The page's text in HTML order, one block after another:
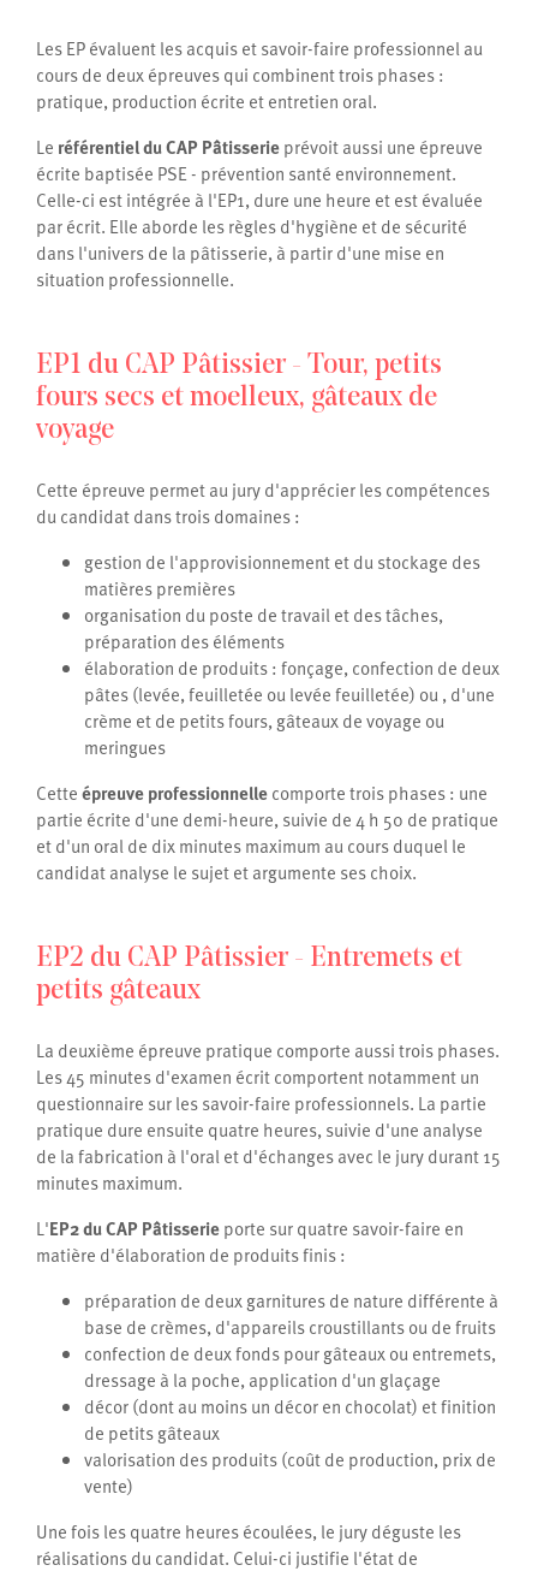
Les EP évaluent les acquis et savoir-faire professionnel au
cours de deux épreuves qui combinent trois phases :
pratique, production écrite et entretien oral.
Le référentiel du CAP Pâtisserieprévoit aussi une épreuve
écrite baptisée PSE - prévention santé environnement.
Celle-ci est intégrée à l'EP1, dure une heure et est évaluée
par écrit. Elle aborde les règles d'hygiène et de sécurité
dans l'univers de la pâtisserie, à partir d'une mise en
situation professionnelle.
EP1 du CAP Pâtissier - Tour, petits
fours secs et moelleux, gâteaux de
voyage
Cette épreuve permet au jury d'apprécier les compétences
du candidat dans trois domaines :
gestion de l'approvisionnement et du stockage des
matières premières
organisation du poste de travail et des tâches,
préparation des éléments
élaboration de produits : fonçage, confection de deux
pâtes (levée, feuilletée ou levée feuilletée) ou , d'une
crème et de petits fours, gâteaux de voyage ou
meringues
Cetteépreuve professionnellecomporte trois phases : une
partie écrite d'une demi-heure, suivie de 4 h 50 de pratique
et d'un oral de dix minutes maximum au cours duquel le
candidat analyse le sujet et argumente ses choix.
EP2 du CAP Pâtissier - Entremets et
petits gâteaux
La deuxième épreuve pratique comporte aussi trois phases.
Les 45 minutes d'examen écrit comportent notamment un
questionnaire sur les savoir-faire professionnels. La partie
pratique dure ensuite quatre heures, suivie d'une analyse
de la fabrication à l'oral et d'échanges avec le jury durant 15
minutes maximum.
L'EP2 du CAP Pâtisserieporte sur quatre savoir-faire en
matière d'élaboration de produits finis :
préparation de deux garnitures de nature différente à
base de crèmes, d'appareils croustillants ou de fruits
confection de deux fonds pour gâteaux ou entremets,
dressage à la poche, application d'un glaçage
décor (dont au moins un décor en chocolat) et finition
de petits gâteaux
valorisation des produits (coût de production, prix de
vente)
Une fois les quatre heures écoulées, le jury déguste les
réalisations du candidat. Celui-ci justifie l'état de